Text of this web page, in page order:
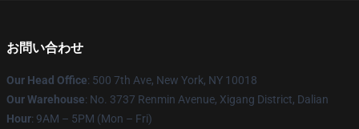
お問い合わせ
Our Head Office: 500 7th Ave, New York, NY 10018
Our Warehouse: No. 3737 Renmin Avenue, Xigang District, Dalian
Hour: 9AM – 5PM (Mon – Fri)